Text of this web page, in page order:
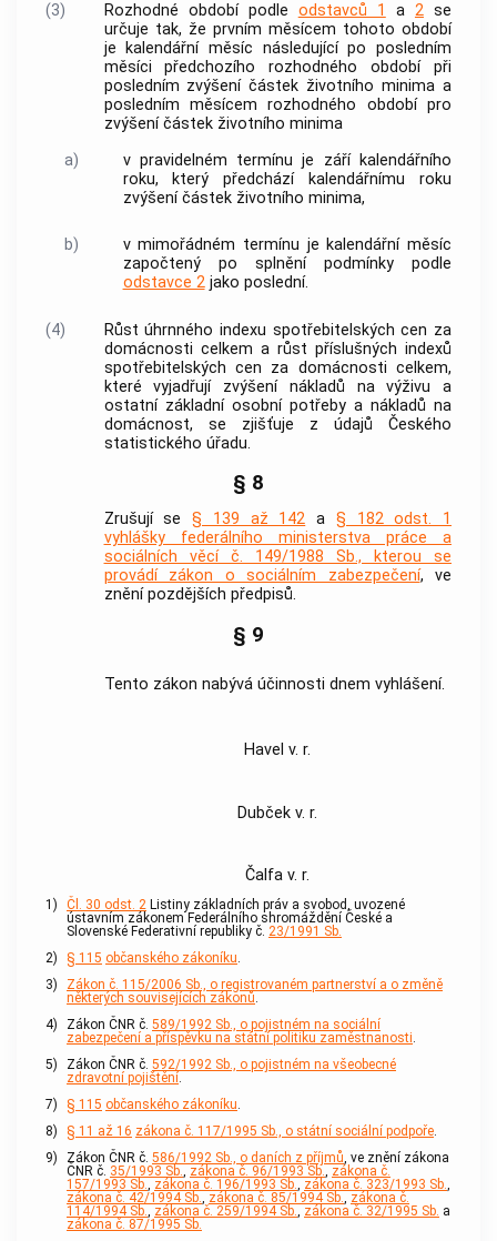
(3)
Rozhodné období podle odstavců 1 a 2se
určuje tak, že prvním měsícem tohoto období
je kalendářní měsíc následující po posledním
měsíci předchozího rozhodného období při
posledním zvýšení částek životního minima a
posledním měsícem rozhodného období pro
zvýšení částek životního minima
a)
v pravidelném termínu je září kalendářního
roku, který předchází kalendářnímu roku
zvýšení částek životního minima,
b)
v mimořádném termínu je kalendářní měsíc
započtený po splnění podmínky podle
odstavce 2jako poslední.
(4)
Růst úhrnného indexu spotřebitelských cen za
domácnosti celkem a růst příslušných indexů
spotřebitelských cen za domácnosti celkem,
které vyjadřují zvýšení nákladů na výživu a
ostatní základní osobní potřeby a nákladů na
domácnost, se zjišťuje z údajů Českého
statistického úřadu.
§ 8
Zrušují se § 139 až 142 a § 182 odst. 1
vyhlášky federálního ministerstva práce a
sociálních věcí č. 149/1988 Sb., kterou se
provádí zákon o sociálním zabezpečení, ve
znění pozdějších předpisů.
§ 9
Tento zákon nabývá účinnosti dnem vyhlášení.
Havel v. r.
Dubček v. r.
Čalfa v. r.
1) Čl. 30 odst. 2 Listiny základních práv a svobod, uvozené
ústavním zákonem Federálního shromáždění České a
Slovenské Federativní republiky č. 23/1991 Sb.
2)
§ 115 občanského zákoníku.
3)
Zákon č. 115/2006 Sb., o registrovaném partnerství a o změně
některých souvisejících zákonů.
4)
Zákon ČNR č. 589/1992 Sb., o pojistném na sociální
zabezpečení a příspěvku na státní politiku zaměstnanosti.
5)
Zákon ČNR č. 592/1992 Sb., o pojistném na všeobecné
zdravotní pojištění.
7)
§ 115 občanského zákoníku.
8)
§ 11 až 16 zákona č. 117/1995 Sb., o státní sociální podpoře.
9)
Zákon ČNR č. 586/1992 Sb., o daních z příjmů, ve znění zákona
ČNR č. 35/1993 Sb., zákona č. 96/1993 Sb., zákona č.
157/1993 Sb., zákona č. 196/1993 Sb., zákona č. 323/1993 Sb.,
zákona č. 42/1994 Sb., zákona č. 85/1994 Sb., zákona č.
114/1994 Sb., zákona č. 259/1994 Sb., zákona č. 32/1995 Sb. a
zákona č. 87/1995 Sb.